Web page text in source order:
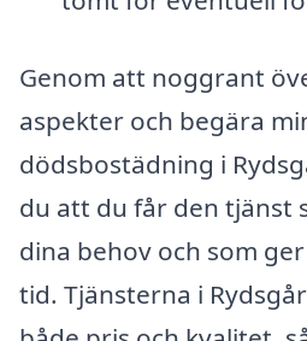
Genom att noggrant
aspekter och begära
dödsbostädning i
du att du får den tjänst
dina behov och som
tid. Tjänsterna i